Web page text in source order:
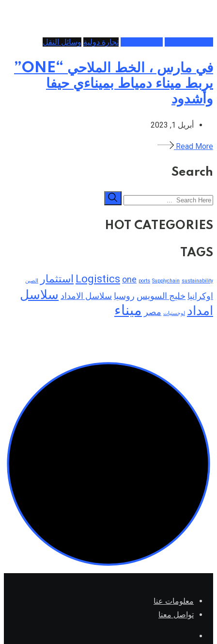
تجارة دولية وسائل النقل
في مارس ، الخط الملاحي “ONE”
يربط ميناء دمياط بميناءي حيفا
وأشدود
أبريل 1, 2023
Read More
Search
HOT CATEGORIES
TAGS
Logistics one ports Supplychain sustainability استثمار الصين
اوكرانيا خليج السويس روسيا سلاسل الامداد سلاسل
امداد لوجستيات مصر ميناء
معلومات عنا
تواصل معنا